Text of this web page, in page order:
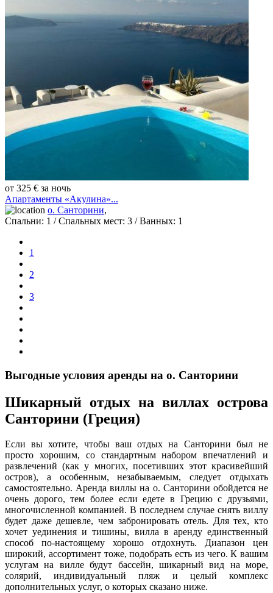
от 325 € за ночь
Апартаменты «Акулина»...
о. Санторини,
Спальни: 1 / Спальных мест: 3 /Ванных: 1
1
2
3
Выгодные условия аренды на о. Санторини
Шикарный отдых на виллах острова
Санторини (Греция)
Если вы хотите, чтобы ваш отдых на Санторини был не
просто хорошим, со стандартным набором впечатлений и
развлечений (как у многих, посетивших этот красивейший
остров), а особенным, незабываемым, следует отдыхать
самостоятельно. Аренда виллы на о. Санторини обойдется не
очень дорого, тем более если едете в Грецию с друзьями,
многочисленной компанией. В последнем случае снять виллу
будет даже дешевле, чем забронировать отель. Для тех, кто
хочет уединения и тишины, вилла в аренду единственный
способ по-настоящему хорошо отдохнуть. Диапазон цен
широкий, ассортимент тоже, подобрать есть из чего. К вашим
услугам на вилле будут бассейн, шикарный вид на море,
солярий, индивидуальный пляж и целый комплекс
дополнительных услуг, о которых сказано ниже.